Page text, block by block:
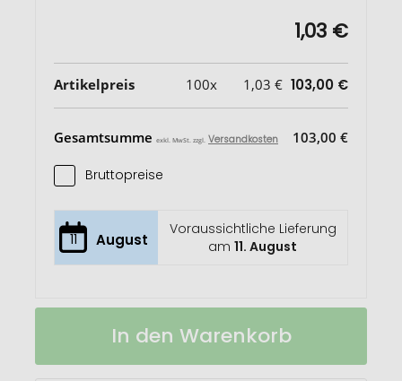
1,03 €
Artikelpreis 100x 1,03 € 103,00 €
Gesamtsumme exkl. MwSt. zzgl. Versandkosten 103,00 €
Bruttopreise
11 August
Voraussichtliche Lieferung
am11. August
Einkaufstasche
Henkeln
Auf
In den Warenkorb